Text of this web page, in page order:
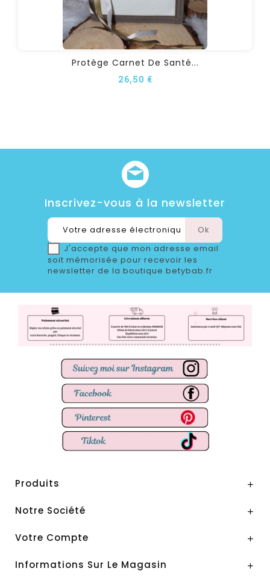
Protège Carnet De Santé...
26,50 €
Inscrivez-vous à la newsletter
J'accepte que mon adresse email
soit mémorisée pour recevoir les
newsletter de la boutique betybab.fr
Produits 
Notre Société 
Votre Compte 
Informations Sur Le Magasin 